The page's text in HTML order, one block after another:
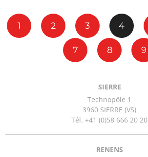
1 2 3 4
7 8 9
SIERRE
Technopôle 1
3960 SIERRE (VS)
Tél. +41 (0)58 666 20 20
RENENS